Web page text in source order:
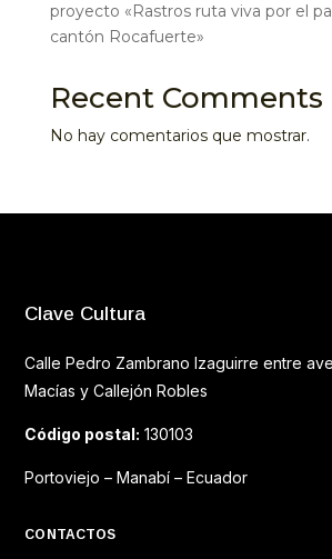
proyecto «Rastros ruta viva por el
cantón Rocafuerte»
Recent Comments
No hay comentarios que mostrar.
Clave Cultura
Calle Pedro Zambrano Izaguirre entre
Macías y Callejón Robles
Código postal: 130103
Portoviejo – Manabí – Ecuador
CONTACTOS